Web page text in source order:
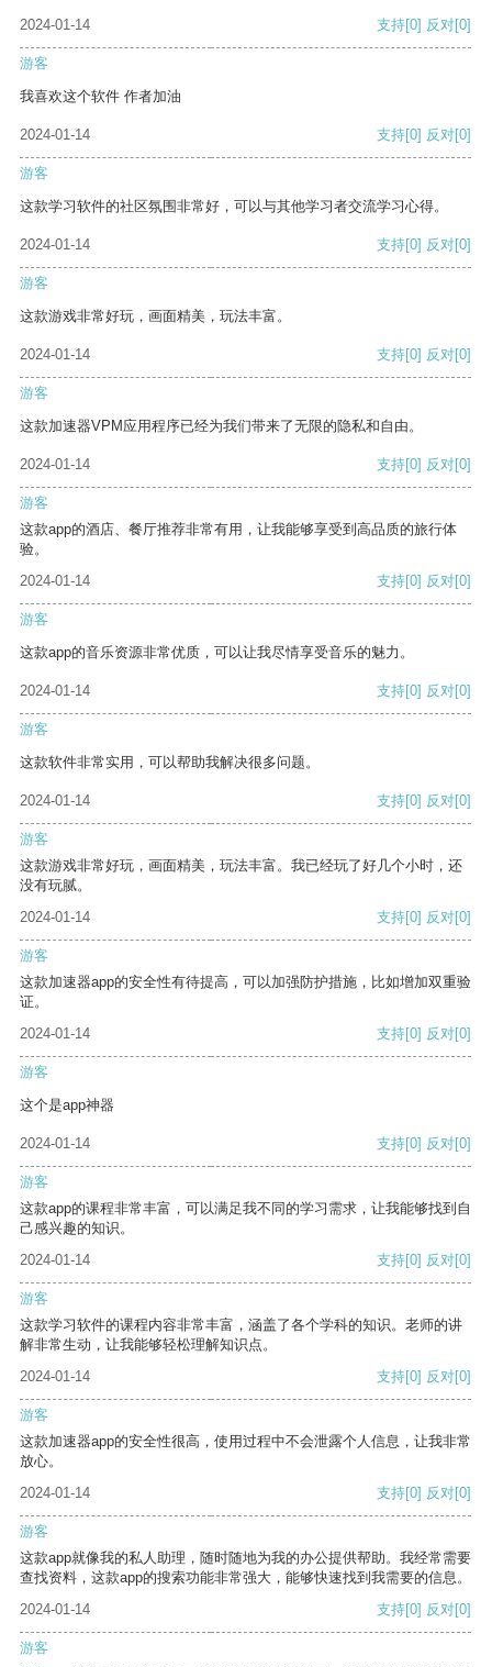
2024-01-14 支持[0] 反对[0]
游客
我喜欢这个软件 作者加油
2024-01-14 支持[0] 反对[0]
游客
这款学习软件的社区氛围非常好，可以与其他学习者交流学习心得。
2024-01-14 支持[0] 反对[0]
游客
这款游戏非常好玩，画面精美，玩法丰富。
2024-01-14 支持[0] 反对[0]
游客
这款加速器VPM应用程序已经为我们带来了无限的隐私和自由。
2024-01-14 支持[0] 反对[0]
游客
这款app的酒店、餐厅推荐非常有用，让我能够享受到高品质的旅行体
验。
2024-01-14
支持[0] 反对[0]
游客
这款app的音乐资源非常优质，可以让我尽情享受音乐的魅力。
2024-01-14 支持[0] 反对[0]
游客
这款软件非常实用，可以帮助我解决很多问题。
2024-01-14 支持[0] 反对[0]
游客
这款游戏非常好玩，画面精美，玩法丰富。我已经玩了好几个小时，还
没有玩腻。
2024-01-14
支持[0] 反对[0]
游客
这款加速器app的安全性有待提高，可以加强防护措施，比如增加双重验
证。
2024-01-14
支持[0] 反对[0]
游客
这个是app神器
2024-01-14 支持[0] 反对[0]
游客
这款app的课程非常丰富，可以满足我不同的学习需求，让我能够找到自
己感兴趣的知识。
2024-01-14
支持[0] 反对[0]
游客
这款学习软件的课程内容非常丰富，涵盖了各个学科的知识。老师的讲
解非常生动，让我能够轻松理解知识点。
2024-01-14
支持[0] 反对[0]
游客
这款加速器app的安全性很高，使用过程中不会泄露个人信息，让我非常
放心。
2024-01-14
支持[0] 反对[0]
游客
这款app就像我的私人助理，随时随地为我的办公提供帮助。我经常需要
查找资料，这款app的搜索功能非常强大，能够快速找到我需要的信息。
2024-01-14
支持[0] 反对[0]
游客